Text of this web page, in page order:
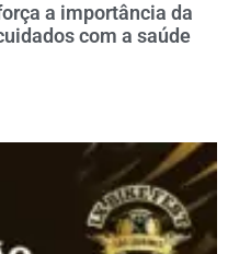
a importância da
com a saúde